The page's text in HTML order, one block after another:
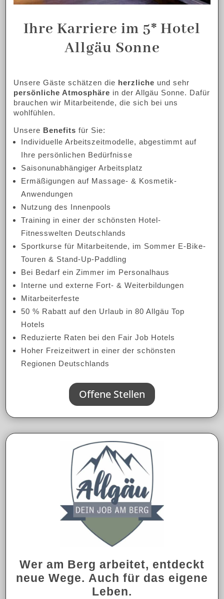
Ihre Karriere im 5* Hotel
Allgäu Sonne
Unsere Gäste schätzen die herzliche und sehr
persönliche Atmosphäre in der Allgäu Sonne. Dafür
brauchen wir Mitarbeitende, die sich bei uns
wohlfühlen.
Unsere Benefits für Sie:
Individuelle Arbeitszeitmodelle, abgestimmt auf
Ihre persönlichen Bedürfnisse
Saisonunabhängiger Arbeitsplatz
Ermäßigungen auf Massage- & Kosmetik-
Anwendungen
Nutzung des Innenpools
Training in einer der schönsten Hotel-
Fitnesswelten Deutschlands
Sportkurse für Mitarbeitende, im Sommer E-Bike-
Touren & Stand-Up-Paddling
Bei Bedarf ein Zimmer im Personalhaus
Interne und externe Fort- & Weiterbildungen
Mitarbeiterfeste
50 % Rabatt auf den Urlaub in 80 Allgäu Top
Hotels
Reduzierte Raten bei den Fair Job Hotels
Hoher Freizeitwert in einer der schönsten
Regionen Deutschlands
Offene Stellen
Wer am Berg arbeitet, entdeckt
neue Wege. Auch für das eigene
Leben.